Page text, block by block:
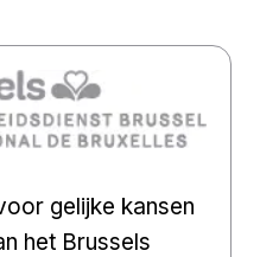
gelijke kansen
het Brussels